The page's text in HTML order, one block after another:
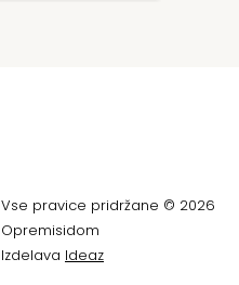
Vse pravice pridržane © 2026
Opremisidom
Izdelava Ideaz